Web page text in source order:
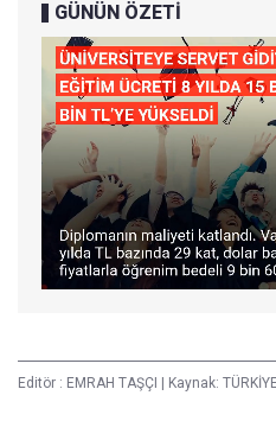
GÜNÜN ÖZETİ
Editör : EMRAH TAŞÇI | Kaynak: